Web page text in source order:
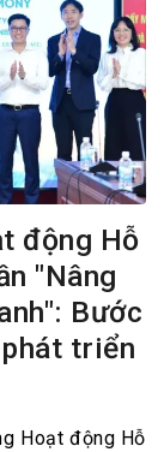
động Hỗ
"Nâng
Bước
triển
Hoạt động Hỗ